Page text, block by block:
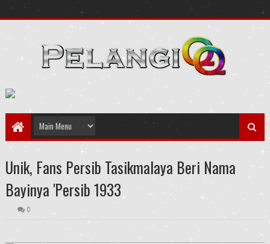
Unik, Fans Persib Tasikmalaya Beri Nama
Bayinya 'Persib 1933
0